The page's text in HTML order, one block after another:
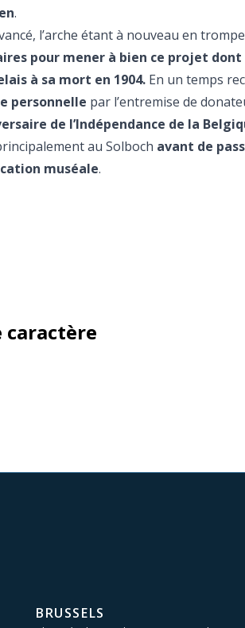
.
l’arche étant à nouveau en
pour mener à bien ce projet dont
à sa mort en 1904. En un temps
personnelle par l’entremise de
de l’Indépendance de la
au Solboch avant de
muséale.
caractère
BRUSSELS